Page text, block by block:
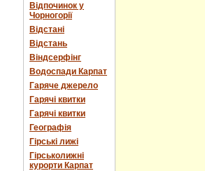
Відпочинок у
Чорногорії
Відстані
Відстань
Віндсерфінг
Водоспади Карпат
Гаряче джерело
Гарячі квитки
Гарячі квитки
Географія
Гірські лижі
Гірськолижні
курорти Карпат